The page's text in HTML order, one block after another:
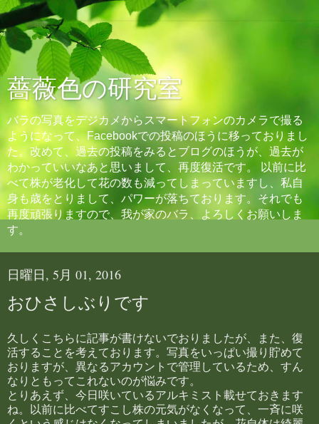
薔薇色の研究室
バラの写真をデジカメからスマートフォンのカメラで撮る
ようになって、Facebookでの投稿のほうに移っておりまし
た。改めて、過去の投稿をみるとブログのほうが、過去が
わかっていいなあと思いまして、再度復活です。 以前に比
べて株が老化して花の数も減ってしまっていますし、私自
身も歳をとりまして、パワーが落ちております。それでも
再度頑張りますので、我が家のバラ、よろしくお願いしま
す。
日曜日, 5月 01, 2016
おひさしぶりです
久しくこちらに記事が書けないでおりましたが、また、復
活することを考えております。写真をいっぱい撮り貯めて
おりますが、異なるアカウントで管理しているため、すん
なりともってこれないのが悩みです。
とりあえず、今日咲いているアルキミスト載せておきます
ね。以前に比べてすこし株の元気がなくなって、一斉に咲